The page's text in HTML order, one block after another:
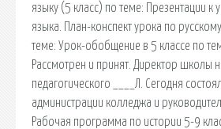
языку (5 класс) по теме: Презентации к
языка. План-конспект урока по
теме: Урок-обобщение в 5 классе по
Рассмотрен и принят. Директор школы
педагогического ____Л. Сегодня
администрации колледжа и
Рабочая программа по истории 5-9